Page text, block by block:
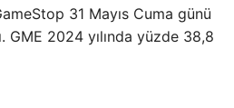
31 Mayıs Cuma günü
GME 2024 yılında yüzde 38,8